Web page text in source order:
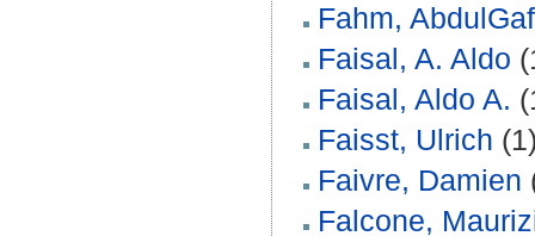
Fahm,
Faisal, A. Aldo
Faisal, Aldo A.
Faisst, Ulrich
Faivre, Damien
Falcone,